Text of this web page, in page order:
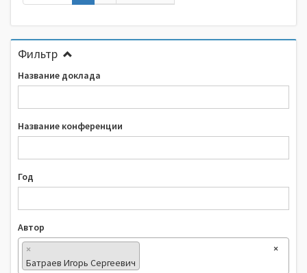
Фильтр
Название доклада
Название конференции
Год
Автор
×
×
Батраев Игорь Сергеевич